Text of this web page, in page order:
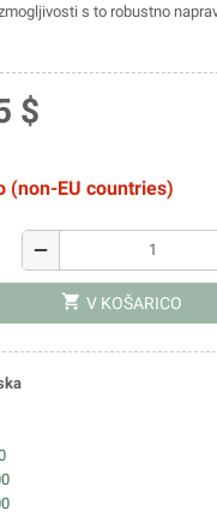
s to robustno
$
(non-EU countries)
remove
shopping_cart V KOŠARICO